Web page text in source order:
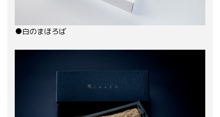
●白のまほろば